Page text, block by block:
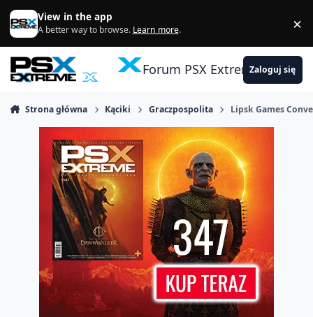
Skocz do zawartości
View in the app
A better way to browse. Learn more. ×
Forum PSX ExtremeZaloguj się
Strona główna Kąciki Graczpospolita Lipsk Games